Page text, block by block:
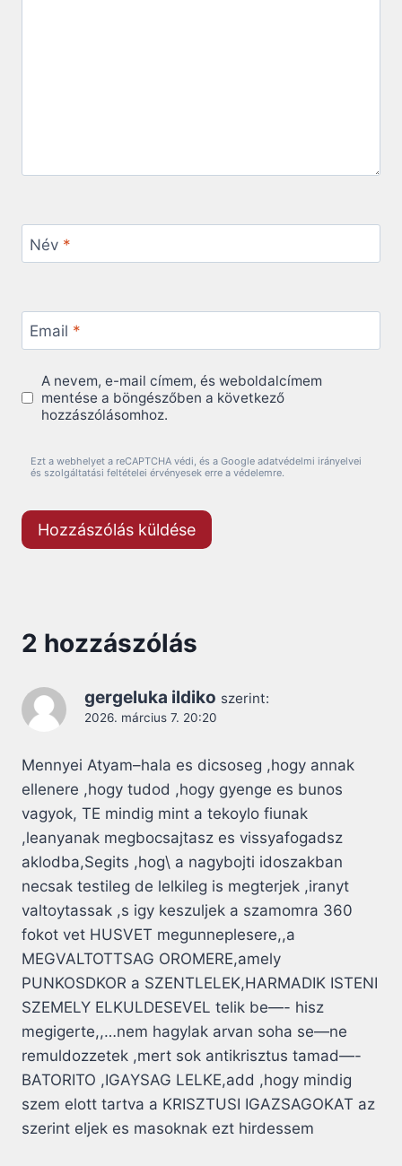
Név *
Email *
A nevem, e-mail címem, és weboldalcímem
mentése a böngészőben a következő
hozzászólásomhoz.
Ezt a webhelyet a reCAPTCHA védi, és a Google adatvédelmi irányelvei
és szolgáltatási feltételei érvényesek erre a védelemre.
2 hozzászólás
gergeluka ildiko szerint:
2026. március 7. 20:20
Mennyei Atyam–hala es dicsoseg ,hogy annak
ellenere ,hogy tudod ,hogy gyenge es bunos
vagyok, TE mindig mint a tekoylo fiunak
,leanyanak megbocsajtasz es vissyafogadsz
aklodba,Segits ,hog\ a nagybojti idoszakban
necsak testileg de lelkileg is megterjek ,iranyt
valtoytassak ,s igy keszuljek a szamomra 360
fokot vet HUSVET megunneplesere,,a
MEGVALTOTTSAG OROMERE,amely
PUNKOSDKOR a SZENTLELEK,HARMADIK ISTENI
SZEMELY ELKULDESEVEL telik be—- hisz
megigerte,,…nem hagylak arvan soha se—ne
remuldozzetek ,mert sok antikrisztus tamad—-
BATORITO ,IGAYSAG LELKE,add ,hogy mindig
szem elott tartva a KRISZTUSI IGAZSAGOKAT az
szerint eljek es masoknak ezt hirdessem